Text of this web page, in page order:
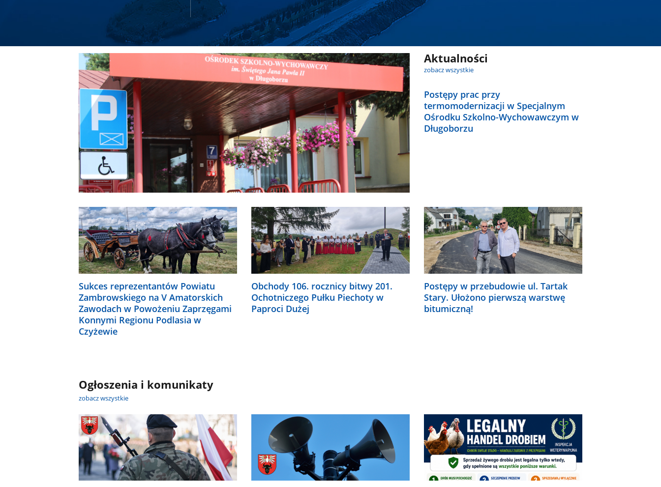
Aktualności
zobacz wszystkie
Postępy prac przy
termomodernizacji w Specjalnym
Ośrodku Szkolno-Wychowawczym w
Długoborzu
Sukces reprezentantów Powiatu
Zambrowskiego na V Amatorskich
Zawodach w Powożeniu Zaprzęgami
Konnymi Regionu Podlasia w
Czyżewie
Obchody 106. rocznicy bitwy 201.
Ochotniczego Pułku Piechoty w
Paproci Dużej
Postępy w przebudowie ul. Tartak
Stary. Ułożono pierwszą warstwę
bitumiczną!
Ogłoszenia i komunikaty
zobacz wszystkie